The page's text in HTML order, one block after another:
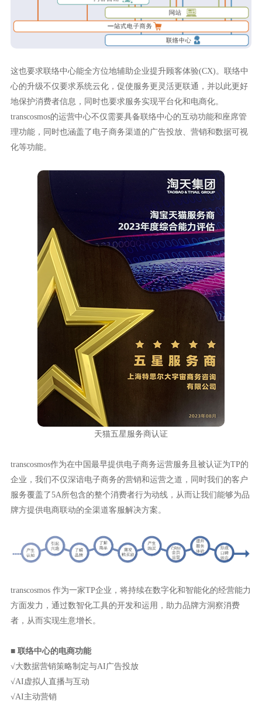
这也要求联络中心能全方位地辅助企业提升顾客体验(CX)。联络中
心的升级不仅要求系统云化，促使服务更灵活更联通，并以此更好
地保护消费者信息，同时也要求服务实现平台化和电商化。
transcosmos的运营中心不仅需要具备联络中心的互动功能和座席管
理功能，同时也涵盖了电子商务渠道的广告投放、营销和数据可视
化等功能。
天猫五星服务商认证
transcosmos作为在中国最早提供电子商务运营服务且被认证为TP的
企业，我们不仅深谙电子商务的营销和运营之道，同时我们的客户
服务覆盖了5A所包含的整个消费者行为动线，从而让我们能够为品
牌方提供电商联动的全渠道客服解决方案。
transcosmos 作为一家TP企业，将持续在数字化和智能化的经营能力
方面发力，通过数智化工具的开发和运用，助力品牌方洞察消费
者，从而实现生意增长。
■ 联络中心的电商功能
√大数据营销策略制定与AI广告投放
√AI虚拟人直播与互动
√AI主动营销